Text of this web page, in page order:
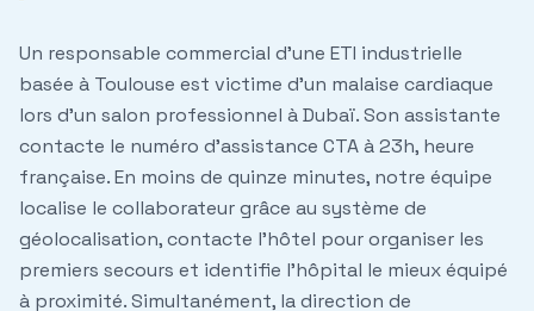
Un responsable commercial d'une ETI industrielle
basée à Toulouse est victime d'un malaise cardiaque
lors d'un salon professionnel à Dubaï. Son assistante
contacte le numéro d'assistance CTA à 23h, heure
française. En moins de quinze minutes, notre équipe
localise le collaborateur grâce au système de
géolocalisation, contacte l'hôtel pour organiser les
premiers secours et identifie l'hôpital le mieux équipé
à proximité. Simultanément, la direction de